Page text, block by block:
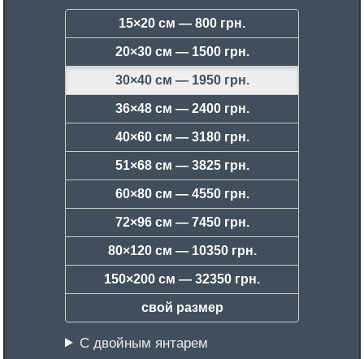
15×20 см — 800 грн.
20×30 см — 1500 грн.
30×40 см — 1950 грн.
36×48 см — 2400 грн.
40×60 см — 3180 грн.
51×68 см — 3825 грн.
60×80 см — 4550 грн.
72×96 см — 7450 грн.
80×120 см — 10350 грн.
150×200 см — 32350 грн.
свой размер
С двойным янтарем